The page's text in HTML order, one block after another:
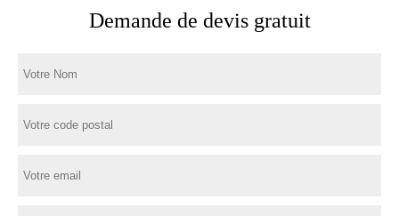
Demande de devis gratuit